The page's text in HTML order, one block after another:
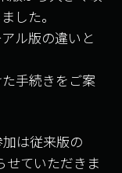
した。
ル版の違いと
手続きをご案
は従来版の
せていただきま